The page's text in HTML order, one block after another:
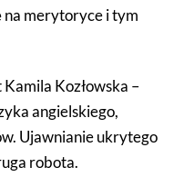
na merytoryce i tym
Kamila Kozłowska –
angielskiego,
Ujawnianie ukrytego
robota.